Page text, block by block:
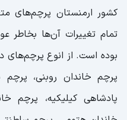
کشور ارمنستان پرچم‌های
تمام تغییرات آن‌ها
بوده است. از انوع پرچم‌های
پرچم خاندان روبنی، پرچم
پادشاهی کیلیکیه، پرچم